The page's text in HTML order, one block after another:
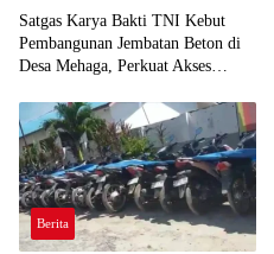
Satgas Karya Bakti TNI Kebut
Pembangunan Jembatan Beton di
Desa Mehaga, Perkuat Akses
Berita